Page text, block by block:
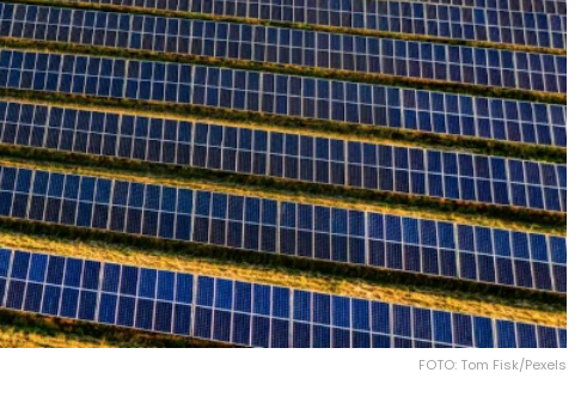
FOTO: Tom Fisk/Pexels